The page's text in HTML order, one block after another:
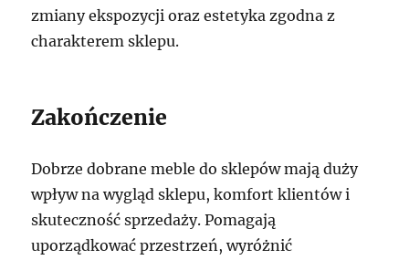
zmiany ekspozycji oraz estetyka zgodna z
charakterem sklepu.
Zakończenie
Dobrze dobrane meble do sklepów mają duży
wpływ na wygląd sklepu, komfort klientów i
skuteczność sprzedaży. Pomagają
uporządkować przestrzeń, wyróżnić